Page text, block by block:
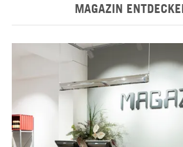
MAGAZIN